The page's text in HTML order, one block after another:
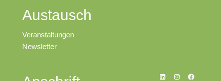
Austausch
Veranstaltungen
Newsletter
LinkedInInstagramFacebook